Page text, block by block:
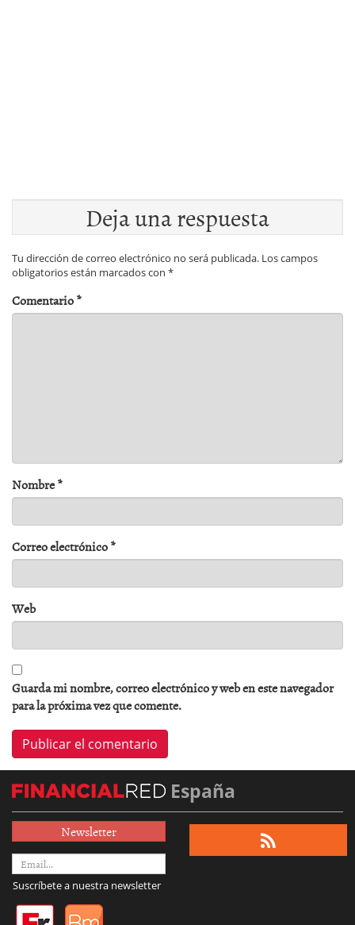
Deja una respuesta
Tu dirección de correo electrónico no será publicada. Los campos
obligatorios están marcados con *
Comentario*
Nombre*
Correo electrónico*
Web
Guarda mi nombre, correo electrónico y web en este navegador
para la próxima vez que comente.
España
Newsletter
Suscríbete a nuestra newsletter